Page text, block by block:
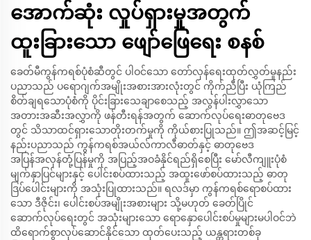
အောက်ဆုံး လှုပ်ရှားမှုအတွက်
ထူးခြားသော ဖျော်ဖြေရေး စနစ်
ခေတ်မီကွန်ကရစ်ပုံစံဆီတွင် ပါဝင်သော တော်လှန်ရေးထုတ်လွှတ်မှုနည်း
ပညာသည် ပရောဂျက်အမျိုးအစားအားလုံးတွင် ကိုက်ညီပြီး ယုံကြည်
စိတ်ချရသောပုံစံကို ပိုင်းခြားသေချာစေသည့် အလွန်ပါးလွှာသော
အတားအဆီးအလွှာကို ဖန်တီးရန်အတွက် ဆောက်လုပ်ရေးဓာတုဗေဒ
တွင် သိသာထင်ရှားသောတိုးတက်မှုကို ကိုယ်စားပြုသည်။ ဤအဆင့်မြင့်
နည်းပညာသည် ကွန်ကရစ်အယ်လ်ကာလီဓာတ်နှင့် ဓာတုဗေဒ
အပြန်အလှန်တုံ့ပြန်မှုကို အပြည့်အဝခံနိုင်ရည်ရှိစေပြီး မော်လီကျူးပုံစံ
မျက်နှာပြင်များနှင့် ပေါင်းစပ်ထားသည့် အထူးဖော်စပ်ထားသည့် ဓာတု
ဒြပ်ပေါင်းများကို အသုံးပြုထားသည်။ ရလဒ်မှာ ကွန်ကရစ်ရောစပ်ထား
သော ဒီဇိုင်း၊ ပေါင်းစပ်အမျိုးအစားများ သို့မဟုတ် ခေတ်ပြိုင်
ဆောက်လုပ်ရေးတွင် အသုံးများသော ရောနှောပေါင်းစပ်မှုများမပါဝင်ဘဲ
ထိရောက်စွာလုပ်ဆောင်နိုင်သော ထုတ်ပေးသည့် ယန္တရားတစ်ခု